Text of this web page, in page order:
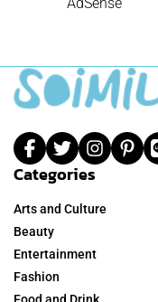
AdSense
Categories
Arts and Culture
Beauty
Entertainment
Fashion